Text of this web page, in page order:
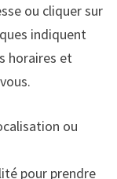
ou cliquer sur
indiquent
horaires et
ou
pour prendre